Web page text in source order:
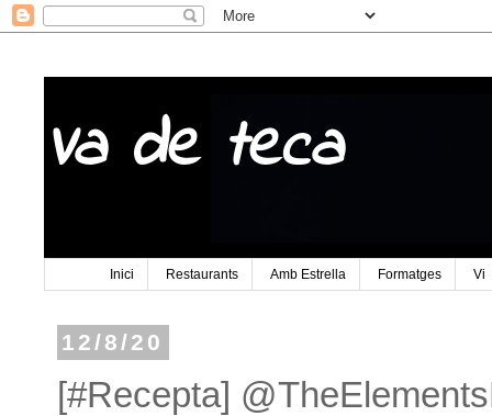
Va de teca
Inici Restaurants Amb Estrella Formatges Vi
12/8/20
[#Recepta]